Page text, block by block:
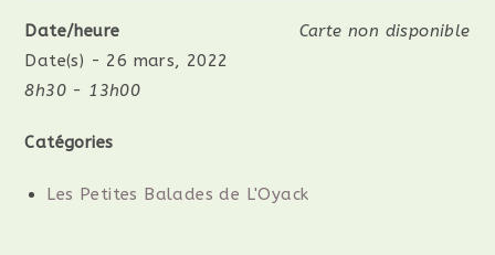
Carte non disponible
Date/heure
Date(s) - 26 mars, 2022
8h30 - 13h00
Catégories
Les Petites Balades de L'Oyack